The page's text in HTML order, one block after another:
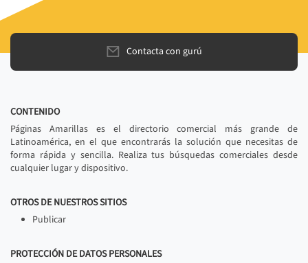
Contacta con gurú
CONTENIDO
Páginas Amarillas es el directorio comercial más grande de
Latinoamérica, en el que encontrarás la solución que necesitas de
forma rápida y sencilla. Realiza tus búsquedas comerciales desde
cualquier lugar y dispositivo.
OTROS DE NUESTROS SITIOS
Publicar
PROTECCIÓN DE DATOS PERSONALES